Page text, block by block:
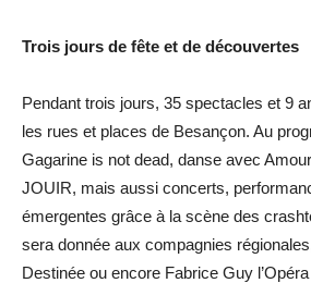
Trois jours de fête et de découvertes
Pendant trois jours, 35 spectacles et 9
les rues et places de Besançon. Au
Gagarine is not dead, danse avec
JOUIR, mais aussi concerts,
émergentes grâce à la scène des
sera donnée aux compagnies
Destinée ou encore Fabrice Guy